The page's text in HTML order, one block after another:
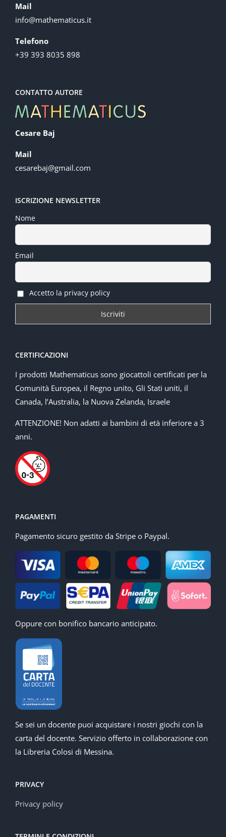
Mail
info@mathematicus.it
Telefono
+39 393 8035 898
CONTATTO AUTORE
Cesare Baj
Mail
cesarebaj@gmail.com
ISCRIZIONE NEWSLETTER
Nome
Email
Accetto la privacy policy
CERTIFICAZIONI
I prodotti Mathematicus sono giocattoli certificati per la
Comunità Europea, il Regno unito, Gli Stati uniti, il
Canada, l’Australia, la Nuova Zelanda, Israele
ATTENZIONE! Non adatti ai bambini di età inferiore a 3
anni.
PAGAMENTI
Pagamento sicuro gestito da Stripe o Paypal.
Oppure con bonifico bancario anticipato.
Se sei un docente puoi acquistare i nostri giochi con la
carta del docente. Servizio offerto in collaborazione con
la Libreria Colosi di Messina.
PRIVACY
Privacy policy